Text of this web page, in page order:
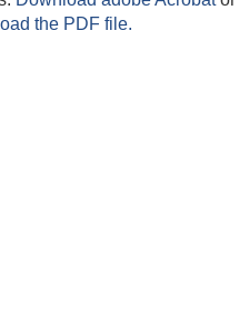
the PDF file.